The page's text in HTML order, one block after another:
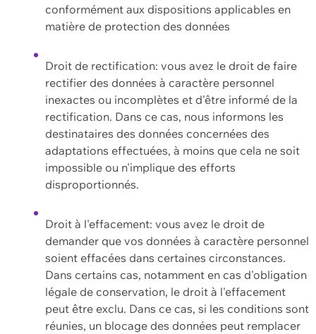
conformément aux dispositions applicables en
matière de protection des données
Droit de rectification: vous avez le droit de faire
rectifier des données à caractère personnel
inexactes ou incomplètes et d'être informé de la
rectification. Dans ce cas, nous informons les
destinataires des données concernées des
adaptations effectuées, à moins que cela ne soit
impossible ou n'implique des efforts
disproportionnés.
Droit à l'effacement: vous avez le droit de
demander que vos données à caractère personnel
soient effacées dans certaines circonstances.
Dans certains cas, notamment en cas d'obligation
légale de conservation, le droit à l'effacement
peut être exclu. Dans ce cas, si les conditions sont
réunies, un blocage des données peut remplacer